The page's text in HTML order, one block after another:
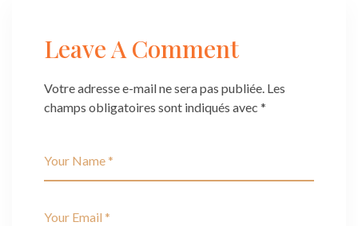
Leave A Comment
Votre adresse e-mail ne sera pas publiée. Les
champs obligatoires sont indiqués avec *